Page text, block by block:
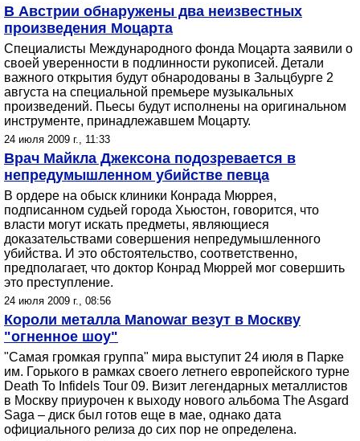
В Австрии обнаружены два неизвестных
произведения Моцарта
Специалисты Международного фонда Моцарта заявили о
своей уверенности в подлинности рукописей. Детали
важного открытия будут обнародованы в Зальцбурге 2
августа на специальной премьере музыкальных
произведений. Пьесы будут исполнены на оригинальном
инструменте, принадлежавшем Моцарту.
24 июля 2009 г., 11:33
Врач Майкла Джексона подозревается в
непредумышленном убийстве певца
В ордере на обыск клиники Конрада Мюррея,
подписанном судьей города Хьюстон, говорится, что
власти могут искать предметы, являющиеся
доказательствами совершения непредумышленного
убийства. И это обстоятельство, соответственно,
предполагает, что доктор Конрад Мюррей мог совершить
это преступление.
24 июля 2009 г., 08:56
Короли металла Manowar везут в Москву
"огненное шоу"
"Самая громкая группа" мира выступит 24 июля в Парке
им. Горького в рамках своего летнего европейского турне
Death To Infidels Tour 09. Визит легендарных металлистов
в Москву приурочен к выходу нового альбома The Asgard
Saga – диск был готов еще в мае, однако дата
официального релиза до сих пор не определена.